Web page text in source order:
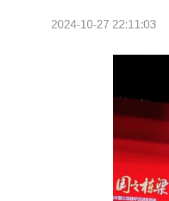
2024-10-27 22:11:03